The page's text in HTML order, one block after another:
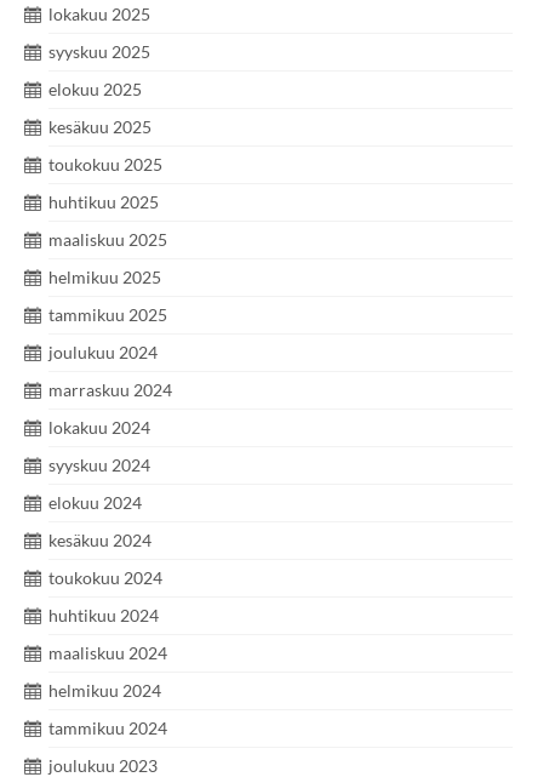
lokakuu 2025
syyskuu 2025
elokuu 2025
kesäkuu 2025
toukokuu 2025
huhtikuu 2025
maaliskuu 2025
helmikuu 2025
tammikuu 2025
joulukuu 2024
marraskuu 2024
lokakuu 2024
syyskuu 2024
elokuu 2024
kesäkuu 2024
toukokuu 2024
huhtikuu 2024
maaliskuu 2024
helmikuu 2024
tammikuu 2024
joulukuu 2023